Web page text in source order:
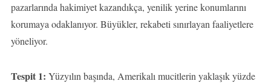
pazarlarında hakimiyet kazandıkça, yenilik yerine konumlarını
korumaya odaklanıyor. Büyükler, rekabeti sınırlayan faaliyetlere
yöneliyor.
Tespit 1: Yüzyılın başında, Amerikalı mucitlerin yaklaşık yüzde